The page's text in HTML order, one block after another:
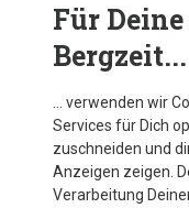
Du sparst 40%
Andere Kunden
Für
Bergzeit...
… verwenden wir
Services für Dich
zuschneiden und
Anzeigen zeigen.
Verarbeitung